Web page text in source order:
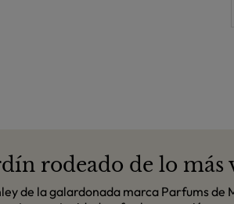
rodeado de lo
de la galardonada marca Parfums